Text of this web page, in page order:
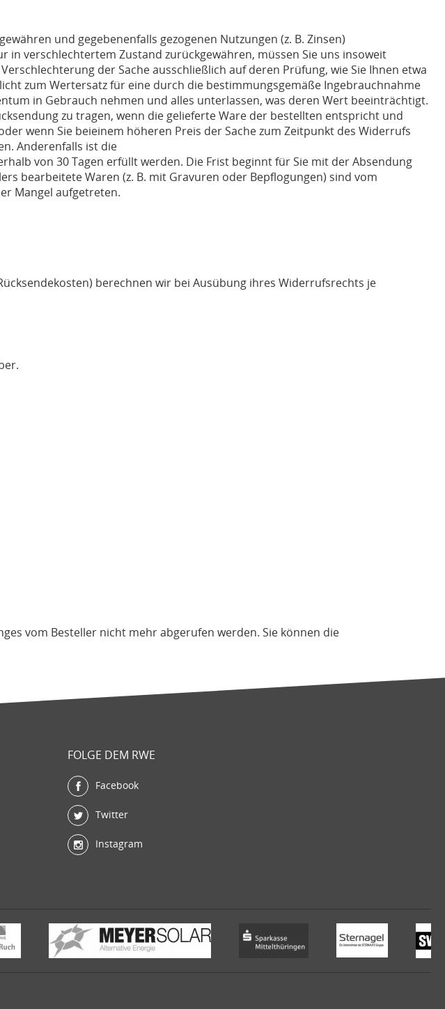
und gegebenenfalls gezogenen Nutzungen (z. B. Zinsen)
in verschlechtertem Zustand zurückgewähren, müssen Sie uns insoweit
der Sache ausschließlich auf deren Prüfung, wie Sie Ihnen etwa
zum Wertersatz für eine durch die bestimmungsgemäße Ingebrauchnahme
in Gebrauch nehmen und alles unterlassen, was deren Wert beeinträchtigt.
zu tragen, wenn die gelieferte Ware der bestellten entspricht und
wenn Sie beieinem höheren Preis der Sache zum Zeitpunkt des Widerrufs
Anderenfalls ist die
von 30 Tagen erfüllt werden. Die Frist beginnt für Sie mit der Absendung
bearbeitete Waren (z. B. mit Gravuren oder Bepflogungen) sind vom
Mangel aufgetreten.
berechnen wir bei Ausübung ihres Widerrufsrechts je
vom Besteller nicht mehr abgerufen werden. Sie können die
FOLGE DEM RWE
Facebook
Twitter
Instagram